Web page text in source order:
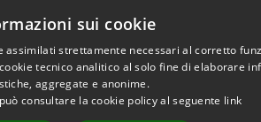
sui cookie
assimilati strettamente necessari al corretto
tecnico analitico al solo fine di elaborare
aggregate e anonime.
consultare la cookie policy al seguente link